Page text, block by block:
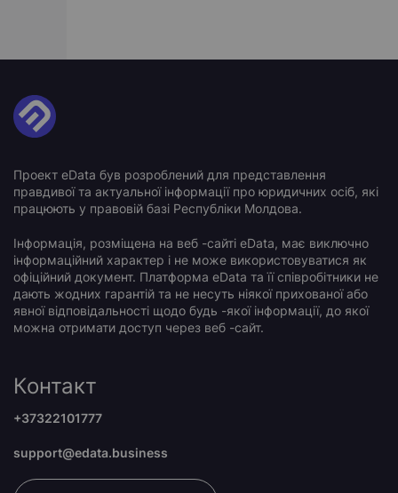
Проект eData був розроблений для представлення
правдивої та актуальної інформації про юридичних осіб, які
працюють у правовій базі Республіки Молдова.
Інформація, розміщена на веб -сайті eData, має виключно
інформаційний характер і не може використовуватися як
офіційний документ. Платформа eData та її співробітники не
дають жодних гарантій та не несуть ніякої прихованої або
явної відповідальності щодо будь -якої інформації, до якої
можна отримати доступ через веб -сайт.
Контакт
+37322101777
support@edata.business